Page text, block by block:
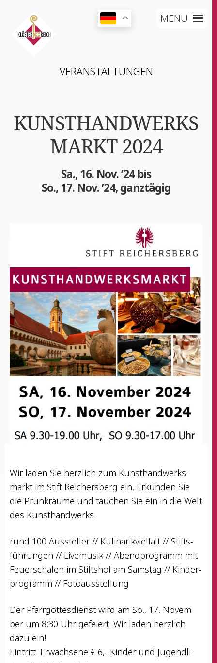
MENU
VER­AN­STAL­TUN­GEN
KUNSTHANDWERKS
MARKT 2024
Sa., 16. Nov. ’24 bis
So., 17. Nov. ’24, ganztägig
Wir laden Sie herz­lich zum Kunst­hand­werks­
markt im Stift Rei­chers­berg ein. Erkun­den Sie
die Prunk­räu­me und tau­chen Sie ein in die Welt
des Kunsthandwerks.
rund 100 Aus­stel­ler // Kuli­na­rik­viel­falt // Stifts­
füh­run­gen // Live­mu­sik // Abend­pro­gramm mit
Feu­er­scha­len im Stifts­hof am Sams­tag // Kin­der­
pro­gramm // Fotoausstellung
Der Pfarr­got­tes­dienst wird am So., 17. Novem­
ber um 8:30 Uhr gefei­ert. Wir laden herz­lich
dazu ein!
Ein­tritt: Erwach­se­ne € 6,- Kin­der und Jugend­li­